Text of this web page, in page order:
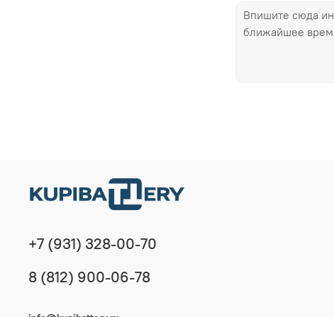
+7 (931) 328-00-70
8 (812) 900-06-78